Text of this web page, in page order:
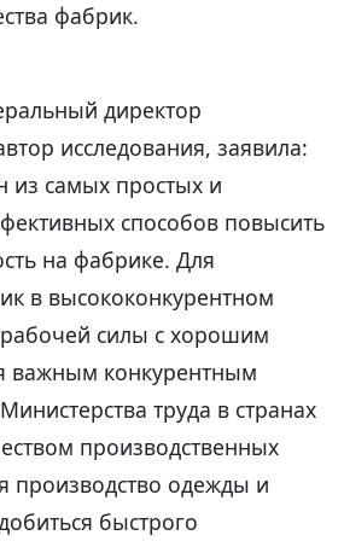
фабрик.
директор
исследования, заявила:
из самых простых и
способов повысить
на фабрике. Для
в высококонкурентном
силы с хорошим
важным конкурентным
труда в странах
производственных
производство одежды и
быстрого